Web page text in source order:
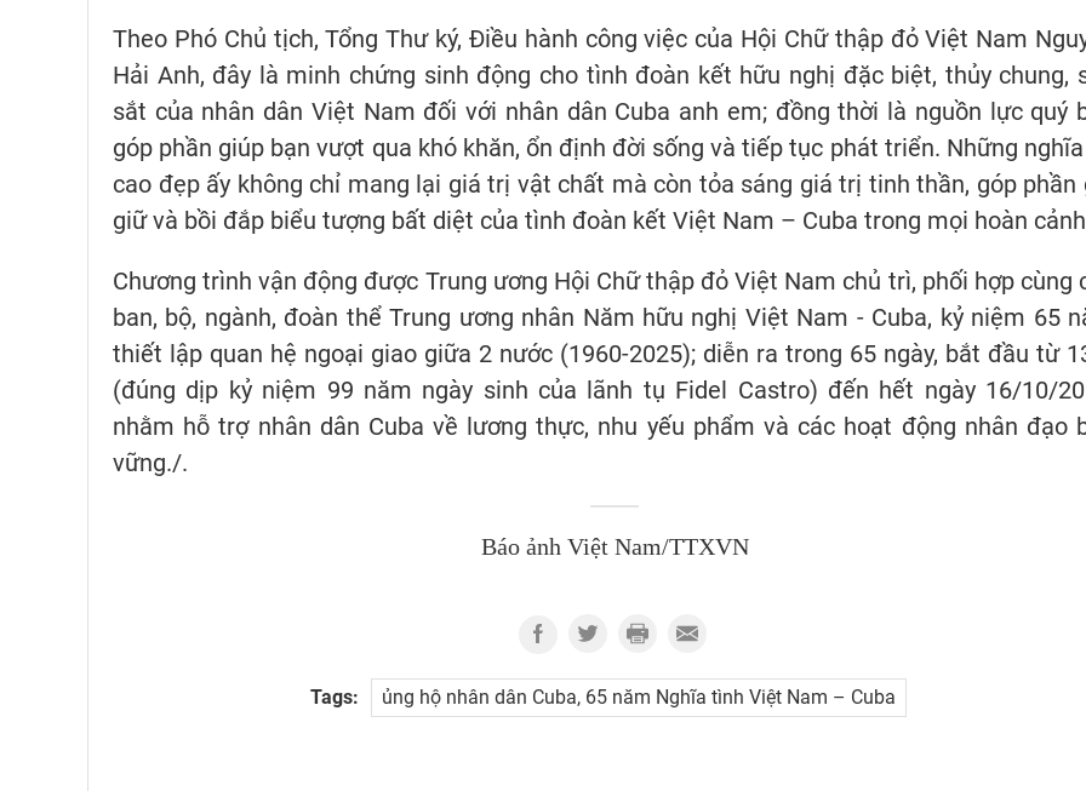
Theo Phó Chủ tịch, Tổng Thư ký, Điều hành công việc của Hội Chữ thập đỏ Việt Nam
Hải Anh, đây là minh chứng sinh động cho tình đoàn kết hữu nghị đặc biệt, thủy chung,
sắt của nhân dân Việt Nam đối với nhân dân Cuba anh em; đồng thời là nguồn lực quý
góp phần giúp bạn vượt qua khó khăn, ổn định đời sống và tiếp tục phát triển. Những
cao đẹp ấy không chỉ mang lại giá trị vật chất mà còn tỏa sáng giá trị tinh thần, góp phần
giữ và bồi đắp biểu tượng bất diệt của tình đoàn kết Việt Nam – Cuba trong mọi hoàn
Chương trình vận động được Trung ương Hội Chữ thập đỏ Việt Nam chủ trì, phối hợp cùng
ban, bộ, ngành, đoàn thể Trung ương nhân Năm hữu nghị Việt Nam - Cuba, kỷ niệm 65
thiết lập quan hệ ngoại giao giữa 2 nước (1960-2025); diễn ra trong 65 ngày, bắt đầu từ
(đúng dịp kỷ niệm 99 năm ngày sinh của lãnh tụ Fidel Castro) đến hết ngày 16/10/
nhằm hỗ trợ nhân dân Cuba về lương thực, nhu yếu phẩm và các hoạt động nhân đạo
vững./.
Báo ảnh Việt Nam/TTXVN
Tags: ủng hộ nhân dân Cuba, 65 năm Nghĩa tình Việt Nam – Cuba